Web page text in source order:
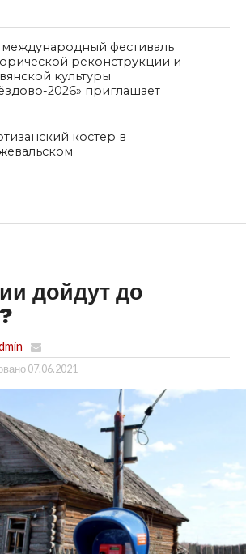
международный фестиваль
реконструкции и
культуры
2026» приглашает
костер в
дойдут до
07.06.2021